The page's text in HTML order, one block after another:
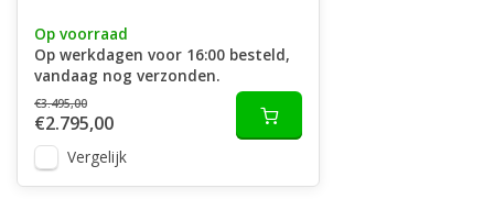
Op voorraad
Op werkdagen voor 16:00 besteld,
vandaag nog verzonden.
€3.495,00
€2.795,00
Vergelijk